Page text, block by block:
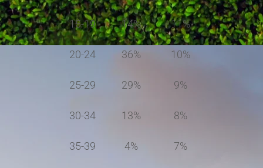
15-19 14% 11%
20-24 36% 10%
25-29 29% 9%
30-34 13% 8%
35-39 4% 7%